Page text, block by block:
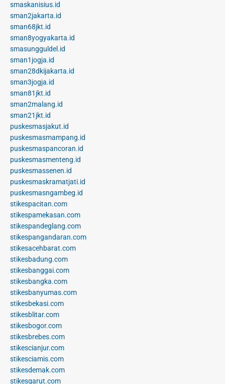
smaskanisius.id
sman2jakarta.id
sman68jkt.id
sman8yogyakarta.id
smasungguldel.id
sman1jogja.id
sman28dkijakarta.id
sman3jogja.id
sman81jkt.id
sman2malang.id
sman21jkt.id
puskesmasjakut.id
puskesmasmampang.id
puskesmaspancoran.id
puskesmasmenteng.id
puskesmassenen.id
puskesmaskramatjati.id
puskesmasngambeg.id
stikespacitan.com
stikespamekasan.com
stikespandeglang.com
stikespangandaran.com
stikesacehbarat.com
stikesbadung.com
stikesbanggai.com
stikesbangka.com
stikesbanyumas.com
stikesbekasi.com
stikesblitar.com
stikesbogor.com
stikesbrebes.com
stikescianjur.com
stikesciamis.com
stikesdemak.com
stikesgarut.com